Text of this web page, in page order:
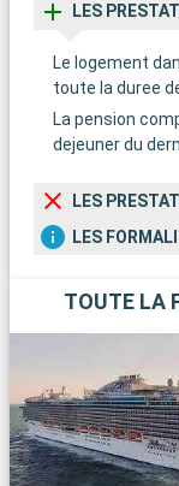
LES
Le logement
toute la duree
La pension
dejeuner du
LES
LES
TOUTE LA